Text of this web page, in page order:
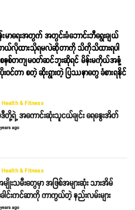
ာရေးအတွက် အတွင်းခံဘောင်းဘီရွေးချယ်
ယ်လိုထားသိုရမလဲဆိုတာကို သိကိုသိထားရပါ
နစ်တကျမဝတ်ဆင်ဘူးဆိုရင် မိန်းမကိုယ်အနံ့
ဝင်တာ စတဲ့ ဆိုးရွားတဲ့ ပြဿနာတွေ ခံစားရနိုင်
Health & Fitness
တို့ရဲ့ အကောင်းဆုံးသူငယ်ချင်း ရေနွေးအိတ်
ago
Health & Fitness
ျိုးသမီးတွေမှာ အဖြစ်အများဆုံး သားအိမ်
ါင်းကင်ဆာကို ကာကွယ်တဲ့ နည်းလမ်းများ
ago